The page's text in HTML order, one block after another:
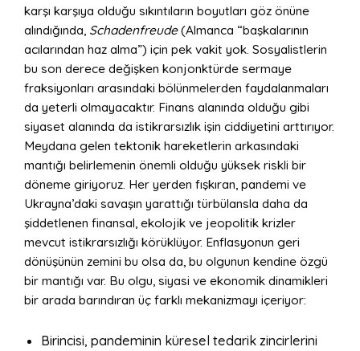
karşı karşıya olduğu sıkıntıların boyutları göz önüne
alındığında, Schadenfreude(Almanca “başkalarının
acılarından haz alma”) için pek vakit yok. Sosyalistlerin
bu son derece değişken konjonktürde sermaye
fraksiyonları arasındaki bölünmelerden faydalanmaları
da yeterli olmayacaktır. Finans alanında olduğu gibi
siyaset alanında da istikrarsızlık işin ciddiyetini arttırıyor.
Meydana gelen tektonik hareketlerin arkasındaki
mantığı belirlemenin önemli olduğu yüksek riskli bir
döneme giriyoruz. Her yerden fışkıran, pandemi ve
Ukrayna’daki savaşın yarattığı türbülansla daha da
şiddetlenen finansal, ekolojik ve jeopolitik krizler
mevcut istikrarsızlığı körüklüyor. Enflasyonun geri
dönüşünün zemini bu olsa da, bu olgunun kendine özgü
bir mantığı var. Bu olgu, siyasi ve ekonomik dinamikleri
bir arada barındıran üç farklı mekanizmayı içeriyor:
Birincisi, pandeminin küresel tedarik zincirlerini